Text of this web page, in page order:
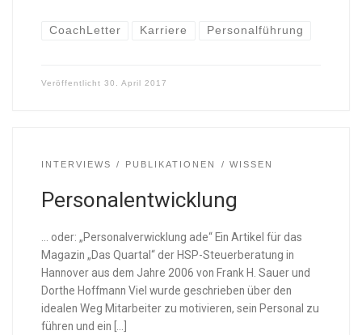
CoachLetter Karriere Personalführung
Veröffentlicht 30. April 2017
INTERVIEWS PUBLIKATIONEN WISSEN
Personalentwicklung
… oder: „Personalverwicklung ade“ Ein Artikel für das
Magazin „Das Quartal“ der HSP-Steuerberatung in
Hannover aus dem Jahre 2006 von Frank H. Sauer und
Dorthe Hoffmann Viel wurde geschrieben über den
idealen Weg Mitarbeiter zu motivieren, sein Personal zu
führen und ein […]